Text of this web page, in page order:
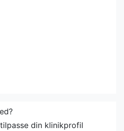
din klinikprofil